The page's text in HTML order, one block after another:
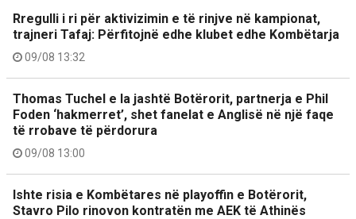
Rregulli i ri për aktivizimin e të rinjve në kampionat,
trajneri Tafaj: Përfitojnë edhe klubet edhe Kombëtarja
09/08 13:32
Thomas Tuchel e la jashtë Botërorit, partnerja e Phil
Foden ‘hakmerret’, shet fanelat e Anglisë në një faqe
të rrobave të përdorura
09/08 13:00
Ishte risia e Kombëtares në playoffin e Botërorit,
Stavro Pilo rinovon kontratën me AEK të Athinës